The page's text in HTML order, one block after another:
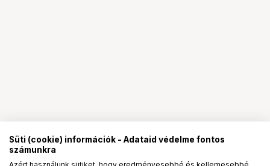
Süti (cookie) információk - Adataid védelme fontos
számunkra